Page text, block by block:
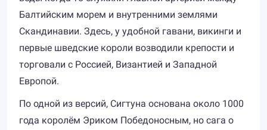
Балтийским морем и внутренними землями
Скандинавии. Здесь, у удобной гавани, викинги и
первые шведские короли возводили крепости и
торговали с Россией, Византией и Западной
Европой.
По одной из версий, Сигтуна основана около 1000
года королём Эриком Победоносным, но сага о